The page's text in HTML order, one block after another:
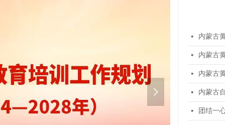
넷 内蒙古
넷 内蒙古
넷 内蒙古
넷
넷 团结一
넲